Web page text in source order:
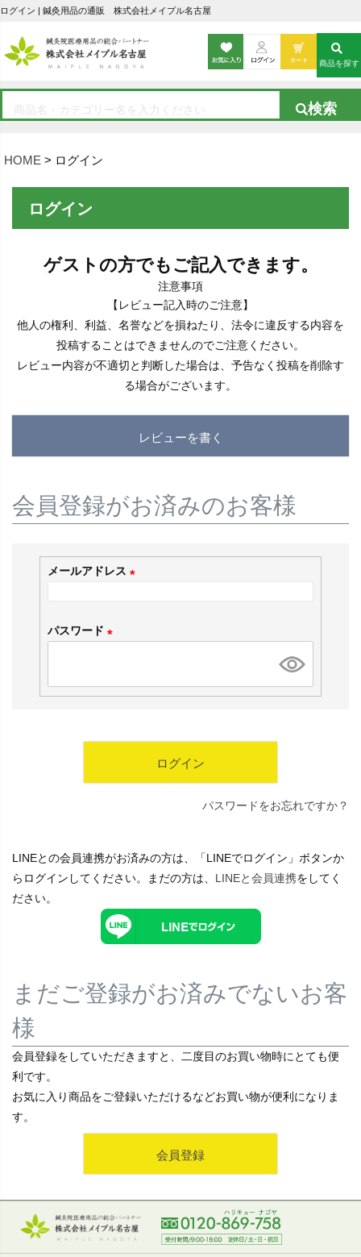
ログイン | 鍼灸用品の通販 株式会社メイプル名古屋
HOME ログイン
商品を探す
ログイン
ゲストの方でもご記入できます。
注意事項
【レビュー記入時のご注意】
他人の権利、利益、名誉などを損ねたり、法令に違反する内容を
投稿することはできませんのでご注意ください。
レビュー内容が不適切と判断した場合は、予告なく投稿を削除す
る場合がございます。
レビューを書く
会員登録がお済みのお客様
メールアドレス
パスワード
須
ログイン
パスワードをお忘れですか？
LINEとの会員連携がお済みの方は、「LINEでログイン」ボタンか
らログインしてください。まだの方は、 LINEと会員連携をしてく
ださい。
まだご登録がお済みでないお客
様
会員登録をしていただきますと、二度目のお買い物時にとても便
利です。
お気に入り商品をご登録いただけるなどお買い物が便利になりま
す。
会員登録